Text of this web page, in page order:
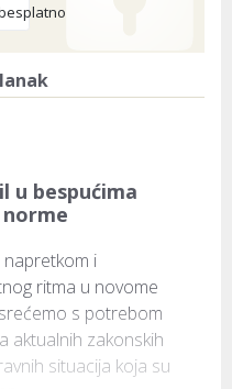
u bespućima
i
ritma u novome
s potrebom
aktualnih zakonskih
situacija koja su